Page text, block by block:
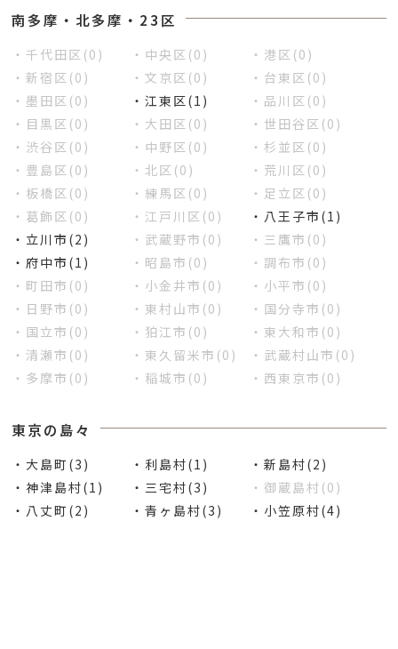
南多摩・北多摩・23区
・千代田区(0) ・中央区(0)
・港区(0)
・新宿区(0)
・文京区(0)
・台東区(0)
・墨田区(0)
・江東区(1)
・品川区(0)
・目黒区(0)
・大田区(0)
・世田谷区(0)
・渋谷区(0)
・中野区(0)
・杉並区(0)
・豊島区(0)
・北区(0)
・荒川区(0)
・板橋区(0)
・練馬区(0)
・足立区(0)
・葛飾区(0)
・江戸川区(0)
・八王子市(1)
・立川市(2)
・武蔵野市(0)
・三鷹市(0)
・府中市(1)
・昭島市(0)
・調布市(0)
・町田市(0)
・小金井市(0)
・小平市(0)
・日野市(0)
・東村山市(0)
・国分寺市(0)
・国立市(0)
・狛江市(0)
・東大和市(0)
・清瀬市(0)
・東久留米市(0)
・武蔵村山市(0)
・多摩市(0)
・稲城市(0) ・西東京市(0)
東京の島々
・大島町(3) ・利島村(1)
・新島村(2)
・神津島村(1)
・三宅村(3)
・御蔵島村(0)
・八丈町(2)
・青ヶ島村(3) ・小笠原村(4)